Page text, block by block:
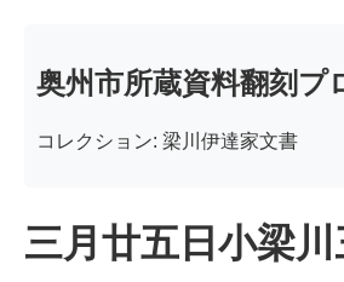
奥州市所蔵資料翻刻プ
コレクション: 梁川伊達家文書
三月廿五日小梁川